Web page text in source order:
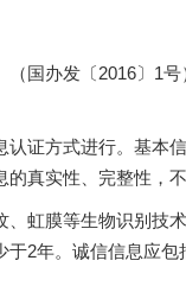
国办发〔2016〕1
证方式进行。基本
真实性、完整性，不
虹膜等生物识别技
2年。诚信信息应包